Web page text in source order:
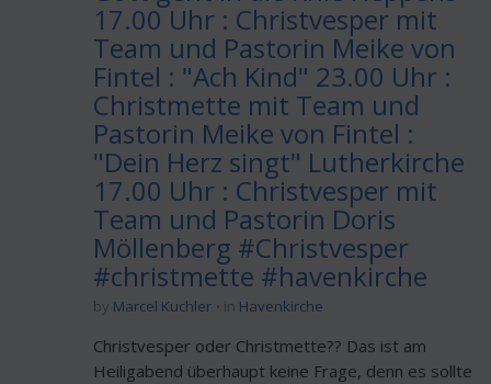
17.00 Uhr : Christvesper mit
Team und Pastorin Meike von
Fintel : "Ach Kind" 23.00 Uhr :
Christmette mit Team und
Pastorin Meike von Fintel :
"Dein Herz singt" Lutherkirche
17.00 Uhr : Christvesper mit
Team und Pastorin Doris
Möllenberg #Christvesper
#christmette #havenkirche
by Marcel Kuchler in Havenkirche
Christvesper oder Christmette?? Das ist am
Heiligabend überhaupt keine Frage, denn es sollte